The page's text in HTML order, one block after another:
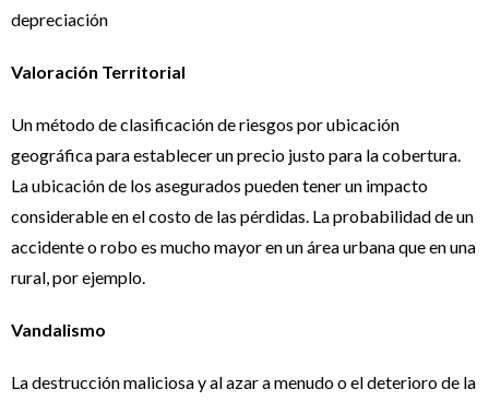
depreciación
Valoración Territorial
Un método de clasificación de riesgos por ubicación
geográfica para establecer un precio justo para la cobertura.
La ubicación de los asegurados pueden tener un impacto
considerable en el costo de las pérdidas. La probabilidad de un
accidente o robo es mucho mayor en un área urbana que en una
rural, por ejemplo.
Vandalismo
La destrucción maliciosa y al azar a menudo o el deterioro de la